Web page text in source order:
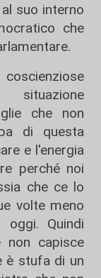
suo interno
che
che non
di questa
e l'energia
perché noi
che ce lo
volte meno
Quindi
capisce
è stufa di un